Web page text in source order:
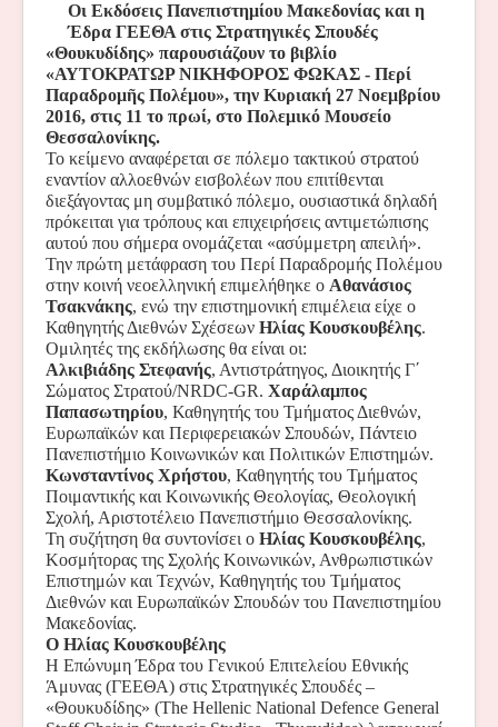
Οι Εκδόσεις Πανεπιστημίου Μακεδονίας και η
Έδρα ΓΕΕΘΑ στις Στρατηγικές Σπουδές
«Θουκυδίδης» παρουσιάζουν το βιβλίο
«ΑΥΤΟΚΡΑΤΩΡ ΝΙΚΗΦΟΡΟΣ ΦΩΚΑΣ - Περί
Παραδρομῆς Πολέμου», την Κυριακή 27 Νοεμβρίου
2016, στις 11 το πρωί, στο Πολεμικό Μουσείο
Θεσσαλονίκης.
Το κείμενο αναφέρεται σε πόλεμο τακτικού στρατού
εναντίον αλλοεθνών εισβολέων που επιτίθενται
διεξάγοντας μη συμβατικό πόλεμο, ουσιαστικά δηλαδή
πρόκειται για τρόπους και επιχειρήσεις αντιμετώπισης
αυτού που σήμερα ονομάζεται «ασύμμετρη απειλή».
Την πρώτη μετάφραση του Περί Παραδρομής Πολέμου
στην κοινή νεοελληνική επιμελήθηκε ο Αθανάσιος
Τσακνάκης, ενώ την επιστημονική επιμέλεια είχε ο
Καθηγητής Διεθνών Σχέσεων Ηλίας Κουσκουβέλης.
Ομιλητές της εκδήλωσης θα είναι οι:
Αλκιβιάδης Στεφανής, Αντιστράτηγος, Διοικητής Γ΄
Σώματος Στρατού/NRDC-GR. Χαράλαμπος
Παπασωτηρίου, Καθηγητής του Τμήματος Διεθνών,
Ευρωπαϊκών και Περιφερειακών Σπουδών, Πάντειο
Πανεπιστήμιο Κοινωνικών και Πολιτικών Επιστημών.
Κωνσταντίνος Χρήστου, Καθηγητής του Τμήματος
Ποιμαντικής και Κοινωνικής Θεολογίας, Θεολογική
Σχολή, Αριστοτέλειο Πανεπιστήμιο Θεσσαλονίκης.
Τη συζήτηση θα συντονίσει ο Ηλίας Κουσκουβέλης,
Κοσμήτορας της Σχολής Κοινωνικών, Ανθρωπιστικών
Επιστημών και Τεχνών, Καθηγητής του Τμήματος
Διεθνών και Ευρωπαϊκών Σπουδών του Πανεπιστημίου
Μακεδονίας.
Ο Ηλίας Κουσκουβέλης
Η Επώνυμη Έδρα του Γενικού Επιτελείου Εθνικής
Άμυνας (ΓΕΕΘΑ) στις Στρατηγικές Σπουδές –
«Θουκυδίδης» (The Hellenic National Defence General